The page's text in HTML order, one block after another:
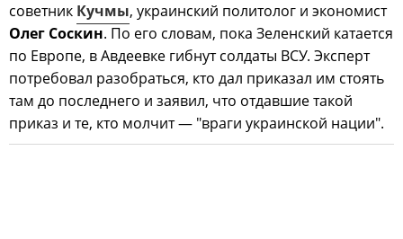
советник Кучмы, украинский политолог и экономист
Олег Соскин. По его словам, пока Зеленский катается
по Европе, в Авдеевке гибнут солдаты ВСУ. Эксперт
потребовал разобраться, кто дал приказал им стоять
там до последнего и заявил, что отдавшие такой
приказ и те, кто молчит — "враги украинской нации".